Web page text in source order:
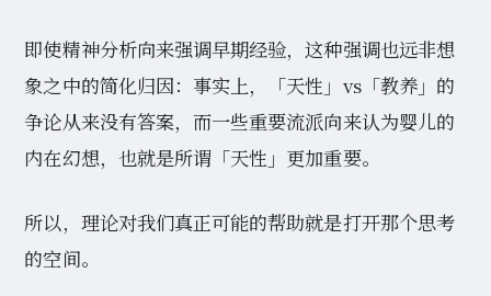
即使精神分析向来强调早期经验，这种强调也远非想
象之中的简化归因：事实上，「天性」vs「教养」的
争论从来没有答案，而一些重要流派向来认为婴儿的
内在幻想，也就是所谓「天性」更加重要。
所以，理论对我们真正可能的帮助就是打开那个思考
的空间。